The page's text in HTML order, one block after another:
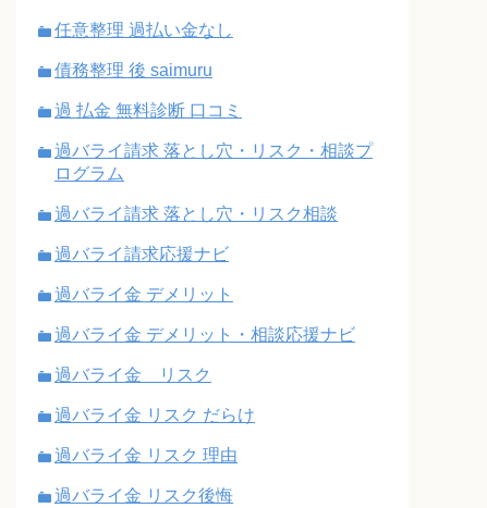
任意整理 過払い金なし
債務整理 後 saimuru
過 払金 無料診断 口コミ
過バライ請求 落とし穴・リスク・相談プ
ログラム
過バライ請求 落とし穴・リスク相談
過バライ請求応援ナビ
過バライ金 デメリット
過バライ金 デメリット・相談応援ナビ
過バライ金 リスク
過バライ金 リスク だらけ
過バライ金 リスク 理由
過バライ金 リスク後悔